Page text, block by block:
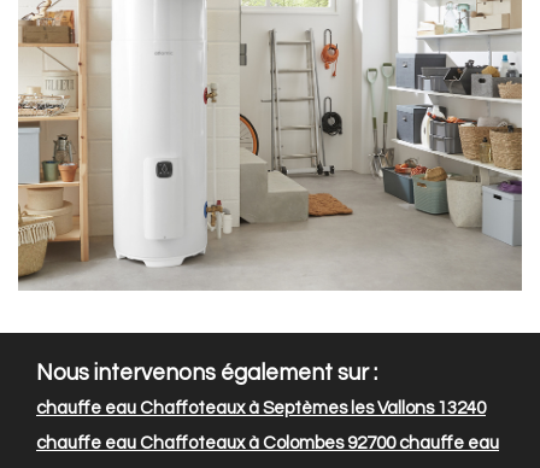
Nous intervenons également sur :
chauffe eau Chaffoteaux à Septèmes les Vallons 13240
chauffe eau Chaffoteaux à Colombes 92700chauffe eau